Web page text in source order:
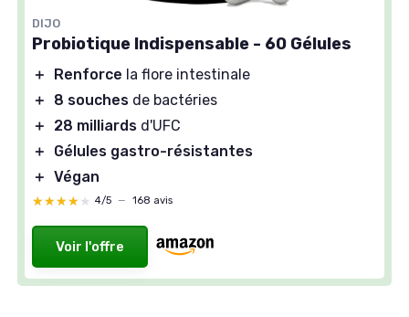
DIJO
Probiotique Indispensable - 60 Gélules
＋ Renforce la flore intestinale
＋
8 souches de bactéries
＋
28 milliards d'UFC
＋
Gélules gastro-résistantes
＋ Végan
★★★★★
★★★★★ 4/5 — 168 avis
Voir l'offre